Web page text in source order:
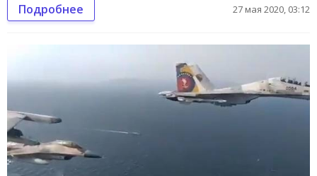
Подробнее 27 мая 2020, 03:12